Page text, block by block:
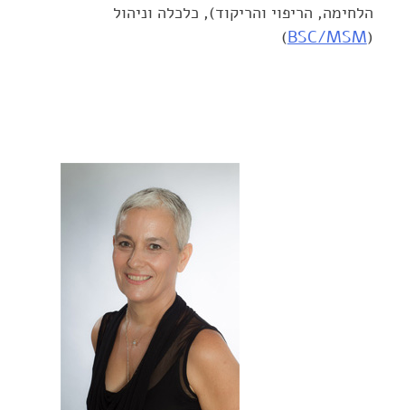
הלחימה, הריפוי ‏והריקוד), כלכלה וניהול
(
‏) ‏